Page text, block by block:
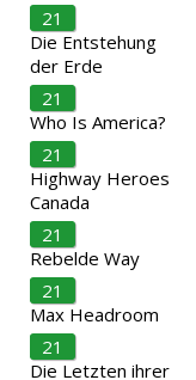
21
Die Entstehung
der Erde
21
Who Is America?
21
Highway Heroes
Canada
21
Rebelde Way
21
Max Headroom
21
Die Letzten ihrer